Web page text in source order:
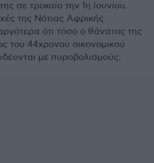
σε τροχαίο την 1η Ιουνίου.
της Νότιας Αφρικής
ότι τόσο ο θάνατος της
του 44χρονου οικονομικού
με πυροβολισμούς.